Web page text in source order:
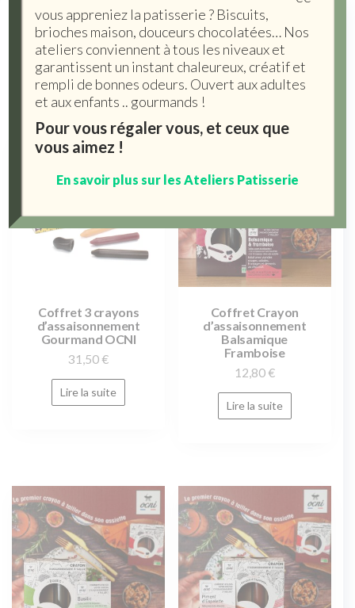
Crayons assaisonnement
Affichage de 1–12 sur 15 résultats
Coffret 3 crayons
d’assaisonnement
Gourmand OCNI
31,50 €
Lire la suite
Coffret Crayon
d’assaisonnement
Balsamique
Framboise
12,80 €
Lire la suite
vous appreniez la patisserie ? Biscuits,
brioches maison, douceurs chocolatées… Nos
ateliers conviennent à tous les niveaux et
garantissent un instant chaleureux, créatif et
rempli de bonnes odeurs. Ouvert aux adultes
et aux enfants .. gourmands !
Pour vous régaler vous, et ceux que
vous aimez !
En savoir plus sur les Ateliers Patisserie